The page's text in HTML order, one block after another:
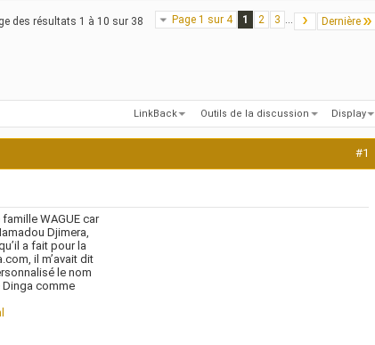
Page 1 sur 4 1 2 3 ... Dernière
des résultats 1 à 10 sur 38
LinkBack Outils de la discussion Display
#1
WAGUE car
Djimera,
a fait pour la
il m’avait dit
le nom
Dinga comme